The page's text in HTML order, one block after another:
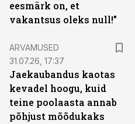
eesmärk on, et
vakantsus oleks null!”
ARVAMUSED
31.07.26, 17:37
Jaekaubandus kaotas
kevadel hoogu, kuid
teine poolaasta annab
põhjust mõõdukaks